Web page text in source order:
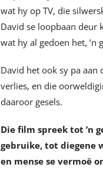
wat hy op TV, die
David se loopbaan
wat hy al gedoen het,
David het ook sy pa aan
verlies, en die
daaroor gesels.
Die film spreek tot ’n
gebruike, tot diegene
en mense se vermoë